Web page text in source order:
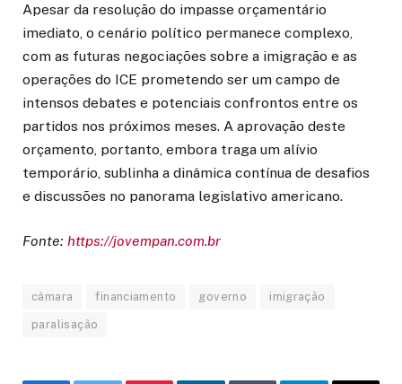
Apesar da resolução do impasse orçamentário
imediato, o cenário político permanece complexo,
com as futuras negociações sobre a imigração e as
operações do ICE prometendo ser um campo de
intensos debates e potenciais confrontos entre os
partidos nos próximos meses. A aprovação deste
orçamento, portanto, embora traga um alívio
temporário, sublinha a dinâmica contínua de desafios
e discussões no panorama legislativo americano.
Fonte: https://jovempan.com.br
câmara financiamento governo imigração
paralisação